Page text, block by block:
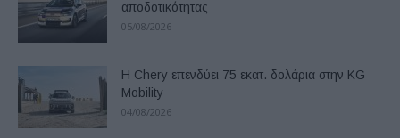
αποδοτικότητας
05/08/2026
Η Chery επενδύει 75 εκατ. δολάρια στην KG
Mobility
04/08/2026